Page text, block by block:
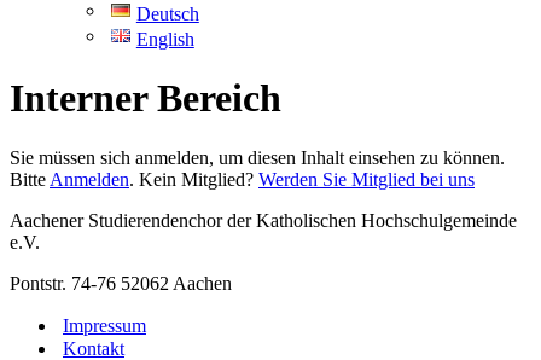
Deutsch
English
Interner Bereich
Sie müssen sich anmelden, um diesen Inhalt einsehen zu können.
Bitte Anmelden. Kein Mitglied? Werden Sie Mitglied bei uns
Aachener Studierendenchor der Katholischen Hochschulgemeinde
e.V.
Pontstr. 74-76 52062 Aachen
Impressum
Kontakt